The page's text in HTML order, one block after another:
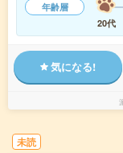
年齢層
20代
気になる!
未読